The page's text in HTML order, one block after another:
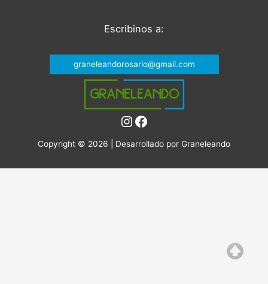
Escribinos a:
graneleandorosario@gmail.com
Instagram Facebook
Copyright © 2026 | Desarrollado por Graneleando